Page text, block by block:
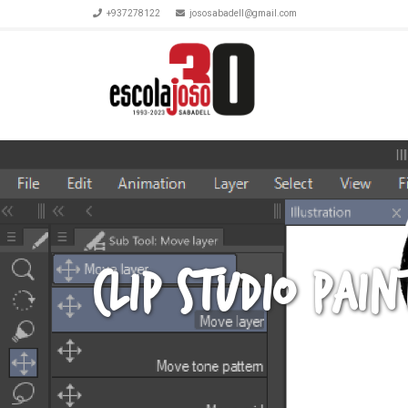
+937278122 jososabadell@gmail.com
Clip Studio